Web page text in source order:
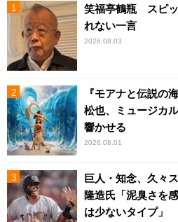
笑福亭鶴瓶 スピッ
れない一言
2026.08.03
『モアナと伝説の
松也、ミュージカ
響かせる
2026.08.01
巨人・知念、久々
隆造氏「泥臭さを
は少ないタイプ」